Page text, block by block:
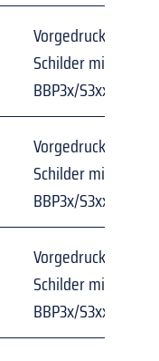
Vorgedruckte,
Schilder mit
BBP3x/S3xxx/i3300
Vorgedruckte,
Schilder mit
BBP3x/S3xxx/i3300
Vorgedruckte,
Schilder mit
BBP3x/S3xxx/i3300